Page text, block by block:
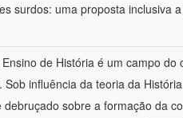
surdos: uma proposta inclusiva
de História é um campo do
influência da teoria da
sobre a formação da